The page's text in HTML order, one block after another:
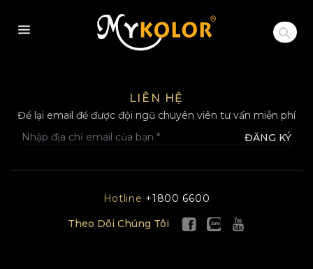
MYKOLOR
LIÊN HỆ
Để lại email để được đội ngũ chuyên viên tư vấn miễn phí
ĐĂNG KÝ
Hotline +1800 6600
Theo Dõi Chúng Tôi